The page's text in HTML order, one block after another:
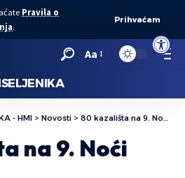
Open
Pravila o
.
Prihvaćam
Aa
- HMI > Novosti > 80 kazališta na 9. Noći kazališta
na 9. Noći